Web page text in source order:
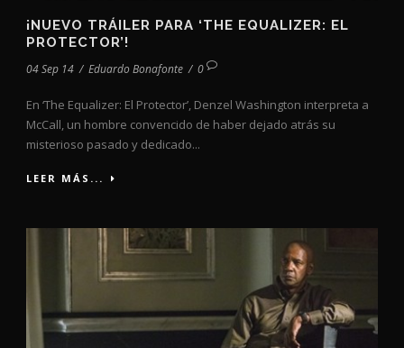
¡NUEVO TRÁILER PARA ‘THE EQUALIZER: EL
PROTECTOR’!
04 Sep 14 / Eduardo Bonafonte / 0
En ‘The Equalizer: El Protector’, Denzel Washington interpreta a
McCall, un hombre convencido de haber dejado atrás su
misterioso pasado y dedicado...
LEER MÁS...